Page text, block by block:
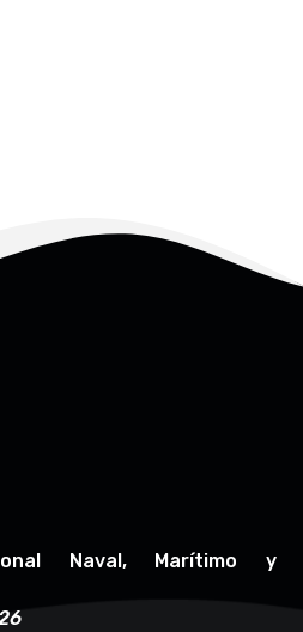
Naval, Marítimo y